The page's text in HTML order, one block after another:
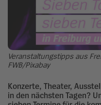
Veranstaltungstipps aus
FWB/Pixabay
Konzerte, Theater,
in den nächsten Tagen?